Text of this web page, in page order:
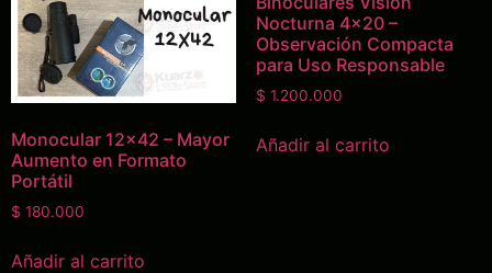
Monocular 12×42 – Mayor
Aumento en Formato
Portátil
$ 180.000
Añadir al carrito
Nocturna 4×20 –
Observación Compacta
para Uso Responsable
$ 1.200.000
Añadir al carrito